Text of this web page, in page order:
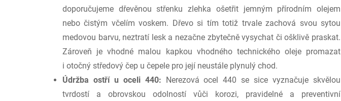
doporučujeme dřevěnou střenku zlehka ošetřit jemným přírodním olejem
nebo čistým včelím voskem. Dřevo si tím totiž trvale zachová svou sytou
medovou barvu, neztratí lesk a nezačne zbytečně vysychat či ošklivě praskat.
Zároveň je vhodné malou kapkou vhodného technického oleje promazat
i otočný středový čep u čepele pro její neustále plynulý chod.
Údržba ostří u oceli 440: Nerezová ocel 440 se sice vyznačuje skvělou
tvrdostí a obrovskou odolností vůči korozi, pravidelné a preventivní